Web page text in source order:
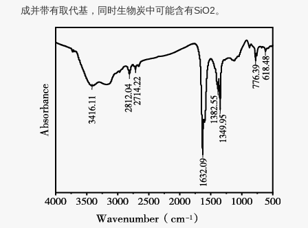
成并带有取代基，同时生物炭中可能含有SiO2。